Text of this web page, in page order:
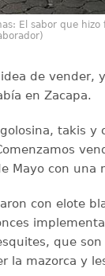
El sabor que hizo
de vender,
en Zacapa.
takis y
Mayo con una
con elote
que
la mazorca y